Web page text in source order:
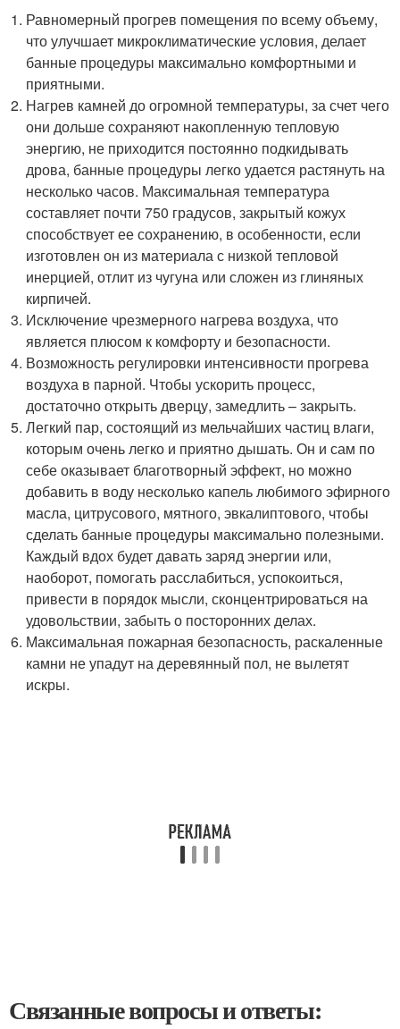
Равномерный прогрев помещения по всему объему,
что улучшает микроклиматические условия, делает
банные процедуры максимально комфортными и
приятными.
Нагрев камней до огромной температуры, за счет чего
они дольше сохраняют накопленную тепловую
энергию, не приходится постоянно подкидывать
дрова, банные процедуры легко удается растянуть на
несколько часов. Максимальная температура
составляет почти 750 градусов, закрытый кожух
способствует ее сохранению, в особенности, если
изготовлен он из материала с низкой тепловой
инерцией, отлит из чугуна или сложен из глиняных
кирпичей.
Исключение чрезмерного нагрева воздуха, что
является плюсом к комфорту и безопасности.
Возможность регулировки интенсивности прогрева
воздуха в парной. Чтобы ускорить процесс,
достаточно открыть дверцу, замедлить – закрыть.
Легкий пар, состоящий из мельчайших частиц влаги,
которым очень легко и приятно дышать. Он и сам по
себе оказывает благотворный эффект, но можно
добавить в воду несколько капель любимого эфирного
масла, цитрусового, мятного, эвкалиптового, чтобы
сделать банные процедуры максимально полезными.
Каждый вдох будет давать заряд энергии или,
наоборот, помогать расслабиться, успокоиться,
привести в порядок мысли, сконцентрироваться на
удовольствии, забыть о посторонних делах.
Максимальная пожарная безопасность, раскаленные
камни не упадут на деревянный пол, не вылетят
искры.
Связанные вопросы и ответы: